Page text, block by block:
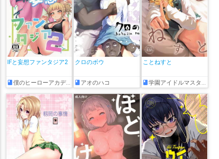
IFと妄想ファンタジア2
僕のヒーローアカデミア
クロのボウ
アオのハコ
ことねすと
学園アイドルマスター